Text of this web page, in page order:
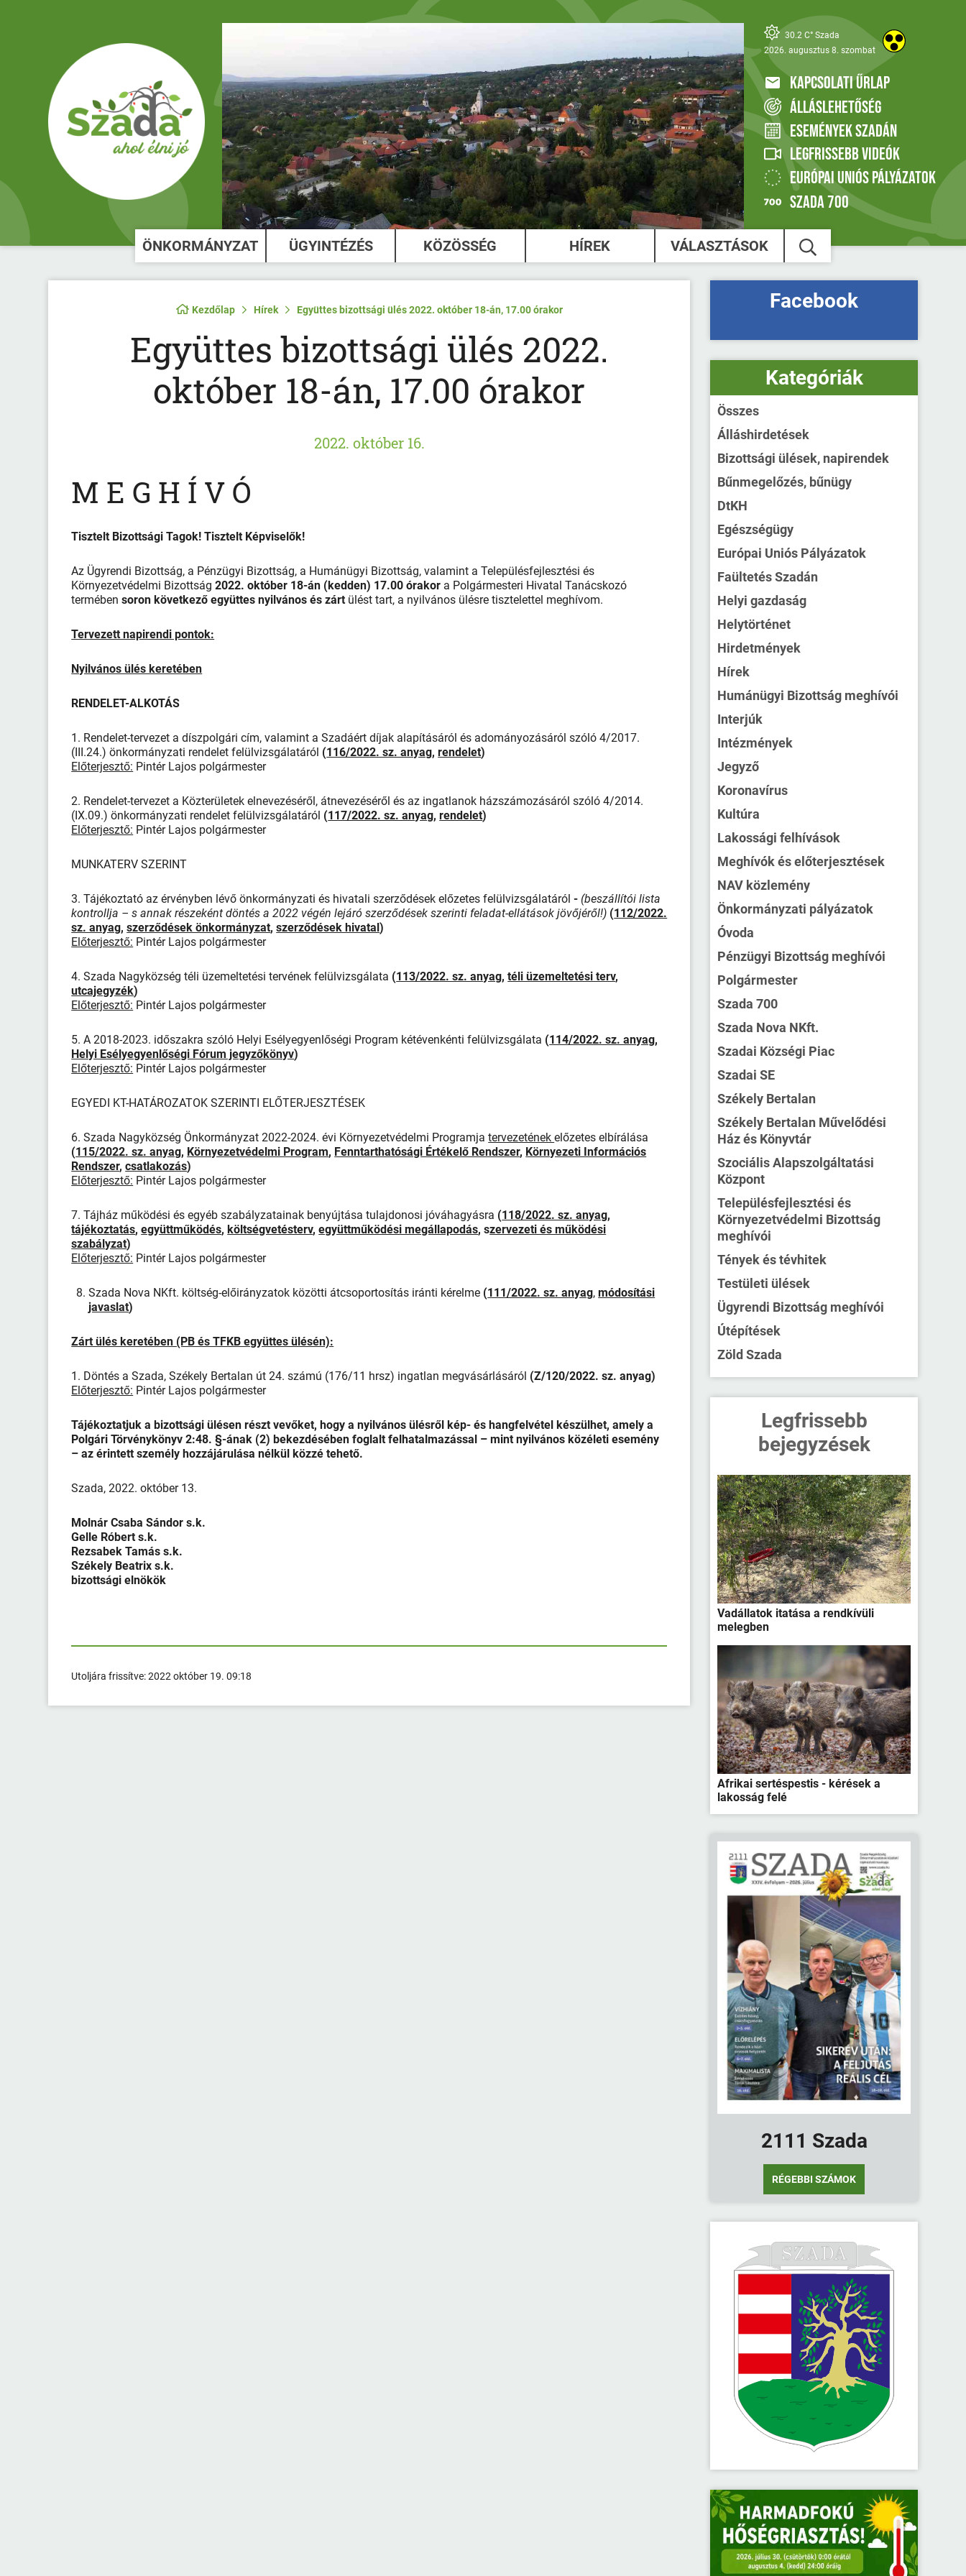
30.2 C° Szada
2026. augusztus 8. szombat
KAPCSOLATI ŰRLAP
ÁLLÁSLEHETŐSÉG
ESEMÉNYEK SZADÁN
LEGFRISSEBB VIDEÓK
EURÓPAI UNIÓS PÁLYÁZATOK
SZADA 700
ÖNKORMÁNYZAT ÜGYINTÉZÉS KÖZÖSSÉG HÍREK VÁLASZTÁSOK
Kezdőlap Hírek Együttes bizottsági ülés 2022. október 18-án, 17.00 órakor
Együttes bizottsági ülés 2022.
október 18-án, 17.00 órakor
2022. október 16.
M E G H Í V Ó
Tisztelt Bizottsági Tagok! Tisztelt Képviselők!
Az Ügyrendi Bizottság, a Pénzügyi Bizottság, a Humánügyi Bizottság, valamint a Településfejlesztési és
Környezetvédelmi Bizottság2022. október 18-án (kedden) 17.00 órakor a Polgármesteri Hivatal Tanácskozó
termébensoron következő együttes nyilvános és zárt ülést tart, a nyilvános ülésre tisztelettel meghívom.
Tervezett napirendi pontok:
Nyilvános ülés keretében
RENDELET-ALKOTÁS
1. Rendelet-tervezet a díszpolgári cím, valamint a Szadáért díjak alapításáról és adományozásáról szóló 4/2017.
(III.24.) önkormányzati rendelet felülvizsgálatáról (116/2022. sz. anyag,rendelet)
Előterjesztő: Pintér Lajos polgármester
2. Rendelet-tervezet a Közterületek elnevezéséről, átnevezéséről és az ingatlanok házszámozásáról szóló 4/2014.
(IX.09.) önkormányzati rendelet felülvizsgálatáról (117/2022. sz. anyag,rendelet)
Előterjesztő: Pintér Lajos polgármester
MUNKATERV SZERINT
3. Tájékoztató az érvényben lévő önkormányzati és hivatali szerződések előzetes felülvizsgálatáról - (beszállítói lista
kontrollja – s annak részeként döntés a 2022 végén lejáró szerződések szerinti feladat-ellátások jövőjéről!) (112/2022.
sz. anyag,szerződések önkormányzat,szerződések hivatal)
Előterjesztő: Pintér Lajos polgármester
4. Szada Nagyközség téli üzemeltetési tervének felülvizsgálata (113/2022. sz. anyag,téli üzemeltetési terv,
utcajegyzék)
Előterjesztő: Pintér Lajos polgármester
5. A 2018-2023. időszakra szóló Helyi Esélyegyenlőségi Program kétévenkénti felülvizsgálata (114/2022. sz. anyag,
Helyi Esélyegyenlőségi Fórum jegyzőkönyv)
Előterjesztő: Pintér Lajos polgármester
EGYEDI KT-HATÁROZATOK SZERINTI ELŐTERJESZTÉSEK
6. Szada Nagyközség Önkormányzat 2022-2024. évi Környezetvédelmi Programjatervezeténekelőzetes elbírálása
(115/2022. sz. anyag, Környezetvédelmi Program, Fenntarthatósági Értékelő Rendszer, Környezeti Információs
Rendszer,csatlakozás)
Előterjesztő: Pintér Lajos polgármester
7. Tájház működési és egyéb szabályzatainak benyújtása tulajdonosi jóváhagyásra (118/2022. sz. anyag,
tájékoztatás,együttműködés,költségvetésterv,együttműködési megállapodás, szervezeti és működési
szabályzat)
Előterjesztő: Pintér Lajos polgármester
Szada Nova NKft. költség-előirányzatok közötti átcsoportosítás iránti kérelme (111/2022. sz. anyag,módosítási
javaslat)
Zárt ülés keretében (PB és TFKB együttes ülésén):
1. Döntés a Szada, Székely Bertalan út 24. számú (176/11 hrsz) ingatlan megvásárlásáról (Z/120/2022. sz. anyag)
Előterjesztő: Pintér Lajos polgármester
Tájékoztatjuk a bizottsági ülésen részt vevőket, hogy a nyilvános ülésről kép- és hangfelvétel készülhet, amely a
Polgári Törvénykönyv 2:48. §-ának (2) bekezdésében foglalt felhatalmazással – mint nyilvános közéleti esemény
– az érintett személy hozzájárulása nélkül közzé tehető.
Szada, 2022. október 13.
Molnár Csaba Sándor s.k.
Gelle Róbert s.k.
Rezsabek Tamás s.k.
Székely Beatrix s.k.
bizottsági elnökök
Utoljára frissítve:2022 október 19. 09:18
Facebook
Kategóriák
Összes
Álláshirdetések
Bizottsági ülések, napirendek
Bűnmegelőzés, bűnügy
DtKH
Egészségügy
Európai Uniós Pályázatok
Faültetés Szadán
Helyi gazdaság
Helytörténet
Hirdetmények
Hírek
Humánügyi Bizottság meghívói
Interjúk
Intézmények
Jegyző
Koronavírus
Kultúra
Lakossági felhívások
Meghívók és előterjesztések
NAV közlemény
Önkormányzati pályázatok
Óvoda
Pénzügyi Bizottság meghívói
Polgármester
Szada 700
Szada Nova NKft.
Szadai Községi Piac
Szadai SE
Székely Bertalan
Székely Bertalan Művelődési
Ház és Könyvtár
Szociális Alapszolgáltatási
Központ
Településfejlesztési és
Környezetvédelmi Bizottság
meghívói
Tények és tévhitek
Testületi ülések
Ügyrendi Bizottság meghívói
Útépítések
Zöld Szada
Legfrissebb
bejegyzések
Vadállatok itatása a rendkívüli
melegben
Afrikai sertéspestis - kérések a
lakosság felé
2111 Szada
RÉGEBBI SZÁMOK